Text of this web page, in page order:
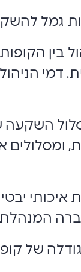
גמל
בין
השקעה
איכותי
גודלה של